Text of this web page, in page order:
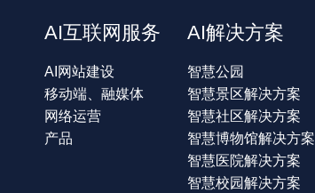
AI互联网服务
AI网站建设
移动端、融媒体
网络运营
产品
AI解决方案
智慧公园
智慧景区解决方案
智慧社区解决方案
智慧博物馆解决方案
智慧医院解决方案
智慧校园解决方案